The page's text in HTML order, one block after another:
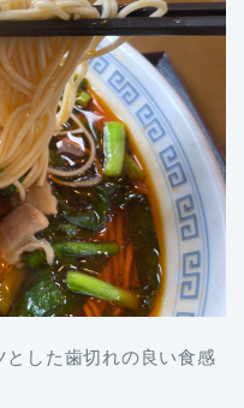
した歯切れの良い食感